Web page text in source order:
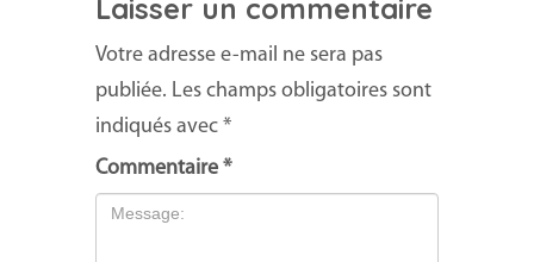
Laisser un commentaire
Votre adresse e-mail ne sera pas
publiée. Les champs obligatoires sont
indiqués avec *
Commentaire *